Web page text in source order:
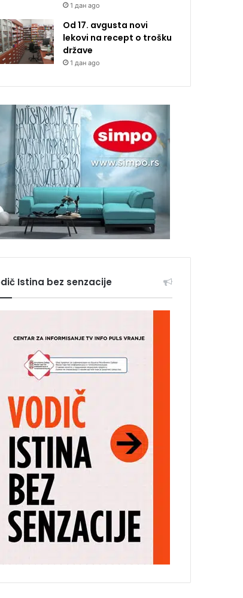
1 дан ago
Od 17. avgusta novi
lekovi na recept o trošku
države
1 дан ago
Istina bez senzacije